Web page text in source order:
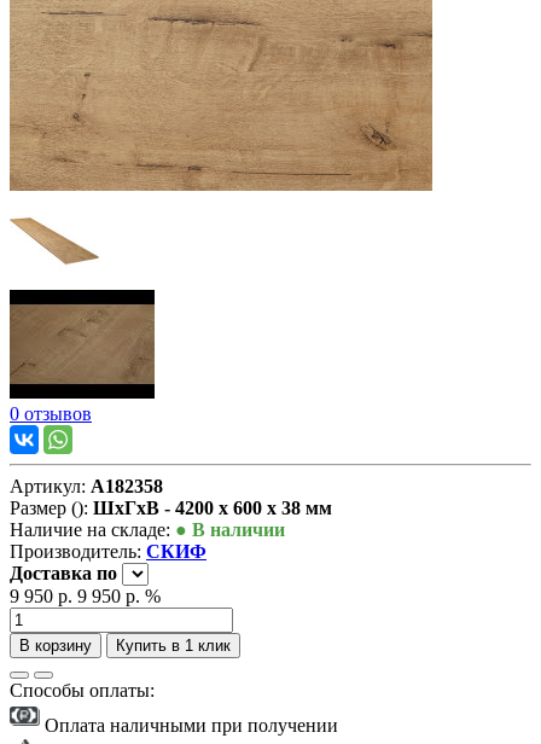
0 отзывов
Артикул: А182358
Размер (): ШxГxВ - 4200 x 600 x 38 мм
Наличие на складе: ● В наличии
Производитель: СКИФ
Доставка по
9 950 р. 9 950 р. %
В корзину Купить в 1 клик
Способы оплаты:
Оплата наличными при получении